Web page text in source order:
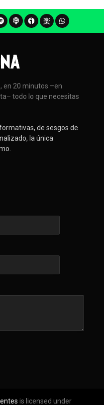
en 20 minutos –en
todo lo que necesitas
de sesgos de
la única
is licensed under